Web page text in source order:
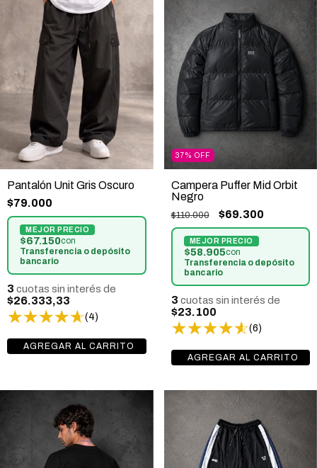
Pantalón Unit Gris Oscuro
(4)
$79.000
$67.150con
Transferencia o depósito
bancario
3 cuotas sin interés de
$26.333,33
37% OFF
Campera Puffer Mid Orbit
Negro
(6)
$110.000 $69.300
$58.905con
Transferencia o depósito
bancario
3 cuotas sin interés de
$23.100